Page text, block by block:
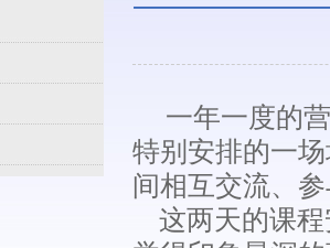
一年一度的营
特别安排的一
间相互交流、
这两天的课程